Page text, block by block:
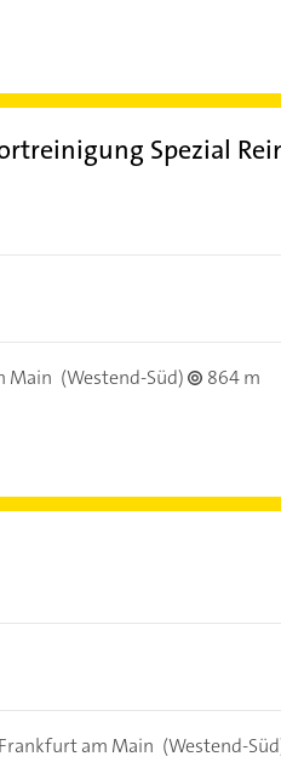
Spezial
Main (Westend-Süd)
864 m
am Main (Westend-